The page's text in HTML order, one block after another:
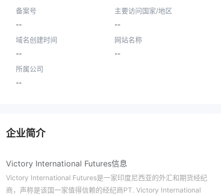
备案号
--
主要访问国家/地区
--
域名创建时间
--
网站名称
--
所属公司
--
企业简介
Victory International Futures信息
Victory International Futures是一家印度尼西亚的外汇和期货经纪
商，声称是该国一家值得信赖的经纪商PT. Victory International